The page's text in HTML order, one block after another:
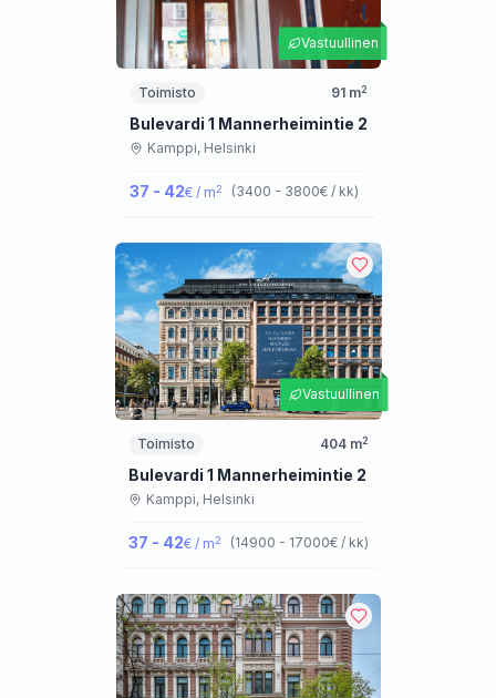
Vastuullinen
Toimisto 91m2
Bulevardi 1 Mannerheimintie 2
Kamppi, Helsinki
37 - 42€ / m2 (3400 - 3800€ / kk)
Vastuullinen
Toimisto 404m2
Bulevardi 1 Mannerheimintie 2
Kamppi, Helsinki
37 - 42€ / m2 (14900 - 17000€ / kk)